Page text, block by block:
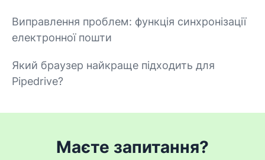
Виправлення проблем: функція синхронізації
електронної пошти
Який браузер найкраще підходить для
Pipedrive?
Маєте запитання?